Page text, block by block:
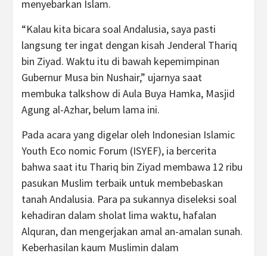
menyebarkan Islam.
“Kalau kita bicara soal Andalusia, saya pasti
langsung ter ingat dengan kisah Jenderal Thariq
bin Ziyad. Waktu itu di bawah kepemimpinan
Gubernur Musa bin Nushair,” ujarnya saat
membuka talkshow di Aula Buya Hamka, Masjid
Agung al-Azhar, belum lama ini.
Pada acara yang digelar oleh Indonesian Islamic
Youth Eco nomic Forum (ISYEF), ia bercerita
bahwa saat itu Thariq bin Ziyad membawa 12 ribu
pasukan Muslim terbaik untuk membebaskan
tanah Andalusia. Para pa sukannya diseleksi soal
kehadiran dalam sholat lima waktu, hafalan
Alquran, dan mengerjakan amal an-amalan sunah.
Keberhasilan kaum Muslimin dalam